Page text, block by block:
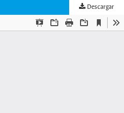
Descargar